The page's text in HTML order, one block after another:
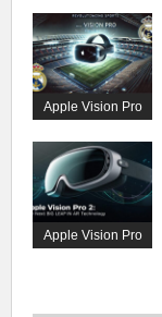
Apple Vision Pro
Apple Vision Pro